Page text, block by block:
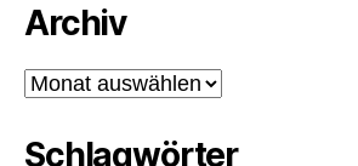
Archiv
Archiv
Schlagwörter